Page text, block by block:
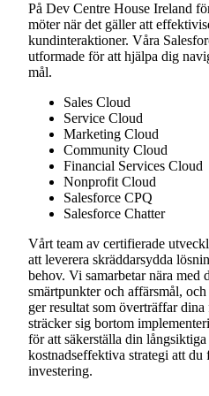
På Dev Centre House Ireland
möter när det gäller att
kundinteraktioner. Våra
utformade för att hjälpa dig
mål.
Sales Cloud
Service Cloud
Marketing Cloud
Community Cloud
Financial Services Cloud
Nonprofit Cloud
Salesforce CPQ
Salesforce Chatter
Vårt team av certifierade
att leverera skräddarsydda
behov. Vi samarbetar nära
smärtpunkter och affärsmål,
ger resultat som överträffar
sträcker sig bortom
för att säkerställa din
kostnadseffektiva strategi att
investering.